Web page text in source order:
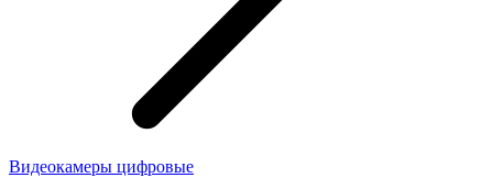
Видеокамеры цифровые